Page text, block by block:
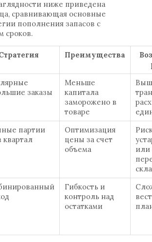
ниже приведена
сравнивающая основные
пополнения запасов с
сроков.
Преимущества
заказы
Меньше
капитала
заморожено в
товаре
партии
квартал
Оптимизация
цены за счет
объема
или
Гибкость и
контроль над
остатками